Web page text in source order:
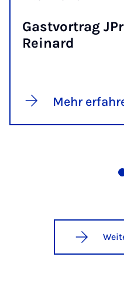
Gast­vor­trag
Reinard
Mehr